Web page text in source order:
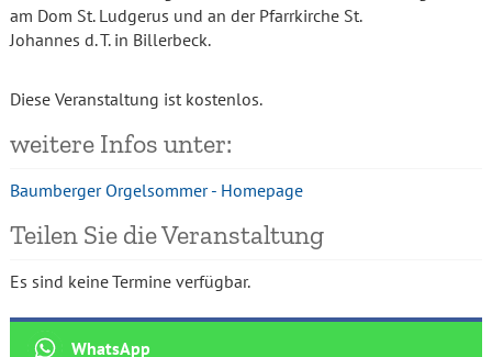
am Dom St. Ludgerus und an der Pfarrkirche St.
Johannes d. T. in Billerbeck.
Diese Veranstaltung ist kostenlos.
weitere Infos unter:
Baumberger Orgelsommer - Homepage
Teilen Sie die Veranstaltung
Es sind keine Termine verfügbar.